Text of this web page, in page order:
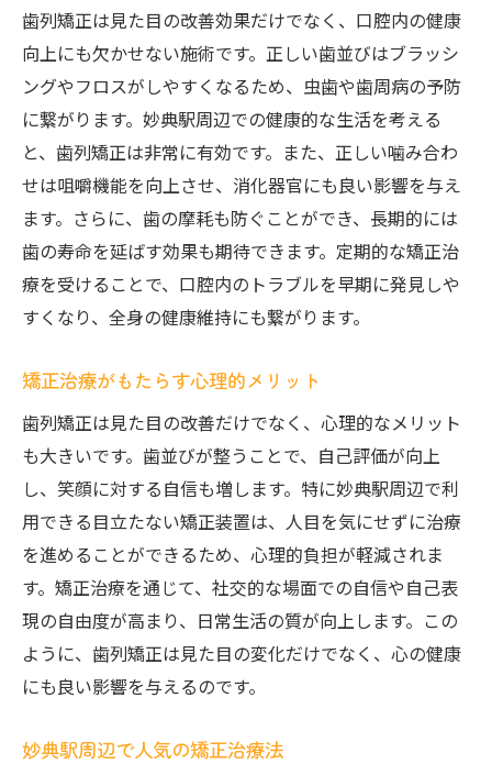
アフターケアと長期的な効果
妙典駅近くで受けられる先進治療
健康的な笑顔を目指して歯列矯正がもたらすメ
リット
矯正治療が口腔健康に与える影響
見た目の改善で得られる自信
長期的な健康効果とは
歯列矯正と全身の健康の関連性
噛み合わせの改善によるメリット
由
妙典駅で歯列矯正を始める前に知っておくべき
ポイント
初めての矯正治療に必要な知識
治療前に確認すべきこと
歯列矯正のリスクと副作用
治療期間中の生活の変化
家族や友人のサポートの重要性
妙典駅周辺の歯科医との相談方法
リニック
歯列矯正は見た目の改善効果だけでなく、口腔内の健康
向上にも欠かせない施術です。正しい歯並びはブラッシ
ングやフロスがしやすくなるため、虫歯や歯周病の予防
に繋がります。妙典駅周辺での健康的な生活を考える
と、歯列矯正は非常に有効です。また、正しい噛み合わ
せは咀嚼機能を向上させ、消化器官にも良い影響を与え
ます。さらに、歯の摩耗も防ぐことができ、長期的には
歯の寿命を延ばす効果も期待できます。定期的な矯正治
療を受けることで、口腔内のトラブルを早期に発見しや
すくなり、全身の健康維持にも繋がります。
矯正治療がもたらす心理的メリット
歯列矯正は見た目の改善だけでなく、心理的なメリット
も大きいです。歯並びが整うことで、自己評価が向上
し、笑顔に対する自信も増します。特に妙典駅周辺で利
用できる目立たない矯正装置は、人目を気にせずに治療
を進めることができるため、心理的負担が軽減されま
す。矯正治療を通じて、社交的な場面での自信や自己表
現の自由度が高まり、日常生活の質が向上します。この
ように、歯列矯正は見た目の変化だけでなく、心の健康
にも良い影響を与えるのです。
妙典駅周辺で人気の矯正治療法